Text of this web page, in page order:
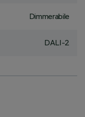
Dimmerabile
DALI-2